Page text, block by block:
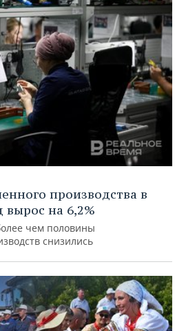
производства в
вырос на 6,2%
чем половины
снизились